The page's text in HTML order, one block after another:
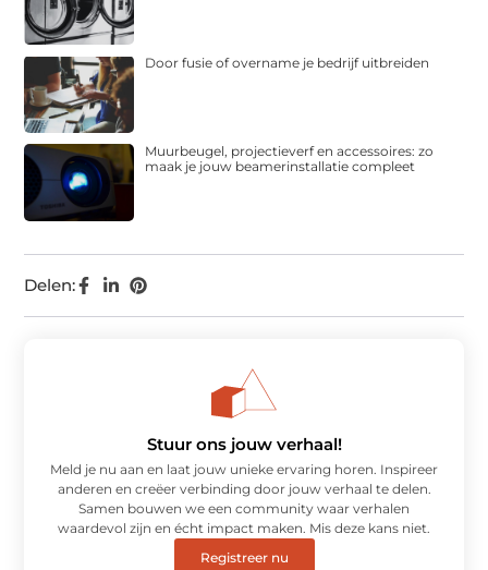
Delen:
Door fusie of overname je bedrijf uitbreiden
Muurbeugel, projectieverf en accessoires: zo
maak je jouw beamerinstallatie compleet
Stuur ons jouw verhaal!
Meld je nu aan en laat jouw unieke ervaring horen. Inspireer
anderen en creëer verbinding door jouw verhaal te delen.
Samen bouwen we een community waar verhalen
waardevol zijn en écht impact maken. Mis deze kans niet.
Registreer nu